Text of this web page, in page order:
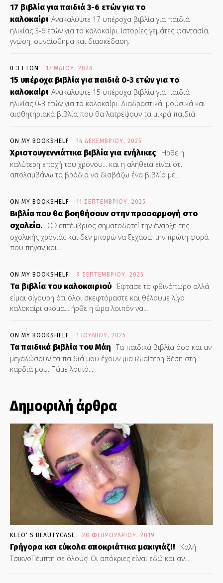
17 βιβλία για παιδιά 3-6 ετών για το
καλοκαίρι Ανακαλύψτε 17 υπέροχα βιβλία για παιδιά
ηλικίας 3-6 ετών για το καλοκαίρι. Ιστορίες γεμάτες φαντασία,
γνώση, συναίσθημα και διασκέδαση.
0-3 ΕΤΏΝ 17 ΜΑΪ́ΟΥ, 2026
15 υπέροχα βιβλία για παιδιά 0-3 ετών για το
καλοκαίρι Ανακαλύψτε 15 υπέροχα βιβλία για παιδιά
ηλικίας 0-3 ετών για το καλοκαίρι. Διαδραστικά, μουσικά και
αισθητηριακά βιβλία που θα λατρέψουν τα μικρά παιδιά.
ON MY BOOKSHELF 14 ΔΕΚΕΜΒΡΊΟΥ, 2025
Χριστουγεννιάτικα βιβλία για ενήλικες Ήρθε η
καλύτερη εποχή του χρόνου... και η αλήθεια είναι ότι
απολαμβάνω τα βράδια να διαβάζω ένα βιβλίο με...
ON MY BOOKSHELF 11 ΣΕΠΤΕΜΒΡΊΟΥ, 2025
Βιβλία που θα βοηθήσουν στην προσαρμογή στο
σχολείο. Ο Σεπτέμβριος σηματοδοτεί την έναρξη της
σχολικής χρονιάς και δεν μπορώ να ξεχάσω την πρώτη φορά
που πήγαν και...
ON MY BOOKSHELF 9 ΣΕΠΤΕΜΒΡΊΟΥ, 2025
Τα βιβλία του καλοκαιριού Έφτασε το φθινόπωρο αλλά
είμαι σίγουρη ότι όλοι σκεφτόμαστε και θέλουμε λίγο
καλοκαίρι ακόμα... ήρθε η ώρα λοιπόν να...
ON MY BOOKSHELF 1 ΙΟΥΝΊΟΥ, 2025
Τα παιδικά βιβλία του Μάη Τα παιδικά βιβλία όσο και αν
μεγαλώσουν τα παιδιά μου έχουν μια ιδιαίτερη θέση στη
καρδιά μου. Πάμε λοιπό...
Δημοφιλή άρθρα
KLEO' S BEAUTYCASE 28 ΦΕΒΡΟΥΑΡΊΟΥ, 2019
Γρήγορα και εύκολα αποκριάτικα μακιγιάζ!!
Καλή
ΤσικνοΠέμπτη σε όλους! Οι απόκριες είναι εδώ και αν...